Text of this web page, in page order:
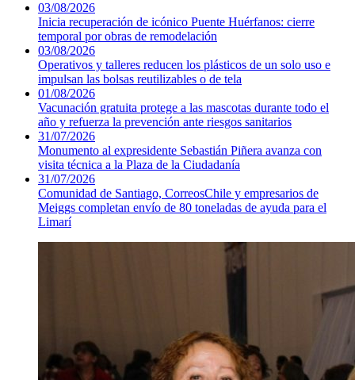
03/08/2026
Inicia recuperación de icónico Puente Huérfanos: cierre
temporal por obras de remodelación
03/08/2026
Operativos y talleres reducen los plásticos de un solo uso e
impulsan las bolsas reutilizables o de tela
01/08/2026
Vacunación gratuita protege a las mascotas durante todo el
año y refuerza la prevención ante riesgos sanitarios
31/07/2026
Monumento al expresidente Sebastián Piñera avanza con
visita técnica a la Plaza de la Ciudadanía
31/07/2026
Comunidad de Santiago, CorreosChile y empresarios de
Meiggs completan envío de 80 toneladas de ayuda para el
Limarí